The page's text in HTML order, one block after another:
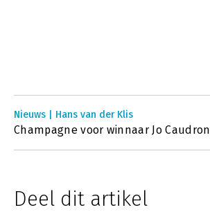
Nieuws | Hans van der Klis
Champagne voor winnaar Jo Caudron
Deel dit artikel